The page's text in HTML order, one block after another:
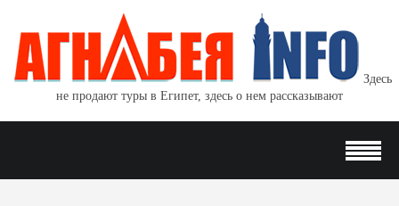
Здесь
не продают туры в Египет, здесь о нем рассказывают